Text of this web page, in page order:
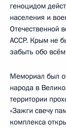
геноцидом
населения и
Отечественной
АССР. Крым не
забыть обо
Мемориал был
народа в
территории
«Зажги свечу
комплекса